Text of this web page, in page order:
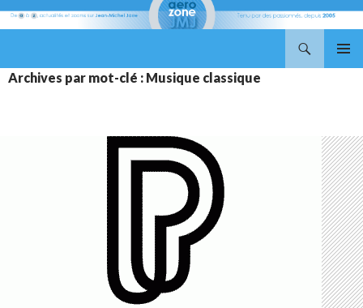
AU
Archives par mot-clé : Musique classique